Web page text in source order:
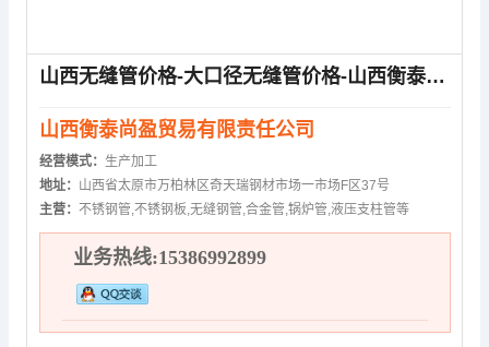
山西无缝管价格-大口径无缝管价格-山西衡泰尚盈贸易
山西衡泰尚盈贸易有限责任公司
经营模式： 生产加工
地址： 山西省太原市万柏林区奇天瑞钢材市场一市场F区37号
主营： 不锈钢管,不锈钢板,无缝钢管,合金管,锅炉管,液压支柱管等
业务热线:15386992899